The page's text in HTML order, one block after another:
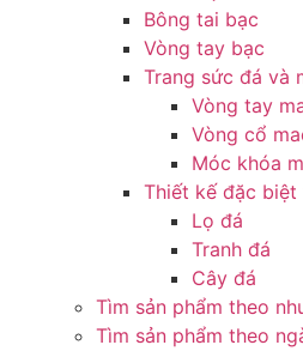
Bông tai bạc
Vòng tay bạc
Trang sức đá và
Vòng tay
Vòng cổ
Móc khóa
Thiết kế đặc biệt
Lọ đá
Tranh đá
Cây đá
Tìm sản phẩm theo
Tìm sản phẩm theo